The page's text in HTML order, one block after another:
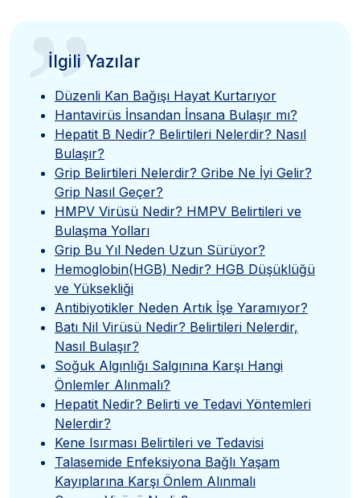
”
İlgili Yazılar
Düzenli Kan Bağışı Hayat Kurtarıyor
Hantavirüs İnsandan İnsana Bulaşır mı?
Hepatit B Nedir? Belirtileri Nelerdir? Nasıl
Bulaşır?
Grip Belirtileri Nelerdir? Gribe Ne İyi Gelir?
Grip Nasıl Geçer?
HMPV Virüsü Nedir? HMPV Belirtileri ve
Bulaşma Yolları
Grip Bu Yıl Neden Uzun Sürüyor?
Hemoglobin(HGB) Nedir? HGB Düşüklüğü
ve Yüksekliği
Antibiyotikler Neden Artık İşe Yaramıyor?
Batı Nil Virüsü Nedir? Belirtileri Nelerdir,
Nasıl Bulaşır?
Soğuk Algınlığı Salgınına Karşı Hangi
Önlemler Alınmalı?
Hepatit Nedir? Belirti ve Tedavi Yöntemleri
Nelerdir?
Kene Isırması Belirtileri ve Tedavisi
Talasemide Enfeksiyona Bağlı Yaşam
Kayıplarına Karşı Önlem Alınmalı